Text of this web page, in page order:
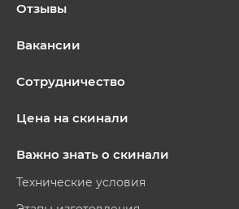
Отзывы
Вакансии
Сотрудничество
Цена на скинали
Важно знать о скинали
Технические условия